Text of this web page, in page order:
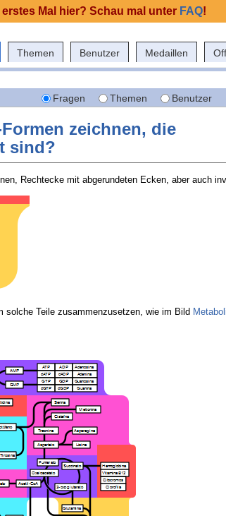
Themen Benutzer Medaillen
Fragen Themen Benutzer
zeichnen, die
sind?
Rechtecke mit abgerundeten Ecken, aber auch
solche Teile zusammenzusetzen, wie im Bild
Mal hier? Schau mal unter FAQ!